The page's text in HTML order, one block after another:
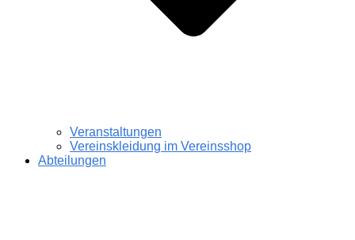
Veranstaltungen
Vereinskleidung im Vereinsshop
Abteilungen